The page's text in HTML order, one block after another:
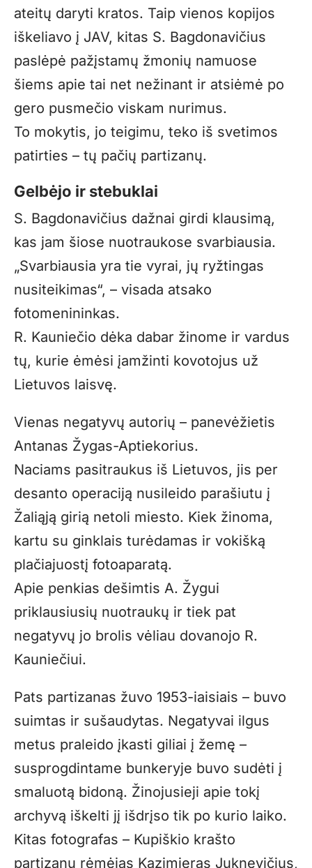
ateitų daryti kratos. Taip vienos kopijos
iškeliavo į JAV, kitas S. Bagdonavičius
paslėpė pažįstamų žmonių namuose
šiems apie tai net nežinant ir atsiėmė po
gero pusmečio viskam nurimus.
To mokytis, jo teigimu, teko iš svetimos
patirties – tų pačių partizanų.
Gelbėjo ir stebuklai
S. Bagdonavičius dažnai girdi klausimą,
kas jam šiose nuotraukose svarbiausia.
„Svarbiausia yra tie vyrai, jų ryžtingas
nusiteikimas“, – visada atsako
fotomenininkas.
R. Kauniečio dėka dabar žinome ir vardus
tų, kurie ėmėsi įamžinti kovotojus už
Lietuvos laisvę.
Vienas negatyvų autorių – panevėžietis
Antanas Žygas-Aptiekorius.
Naciams pasitraukus iš Lietuvos, jis per
desanto operaciją nusileido parašiutu į
Žaliąją girią netoli miesto. Kiek žinoma,
kartu su ginklais turėdamas ir vokišką
plačiajuostį fotoaparatą.
Apie penkias dešimtis A. Žygui
priklausiusių nuotraukų ir tiek pat
negatyvų jo brolis vėliau dovanojo R.
Kauniečiui.
Pats partizanas žuvo 1953-iaisiais – buvo
suimtas ir sušaudytas. Negatyvai ilgus
metus praleido įkasti giliai į žemę –
susprogdintame bunkeryje buvo sudėti į
smaluotą bidoną. Žinojusieji apie tokį
archyvą iškelti jį išdrįso tik po kurio laiko.
Kitas fotografas – Kupiškio krašto
partizanų rėmėjas Kazimieras Juknevičius,